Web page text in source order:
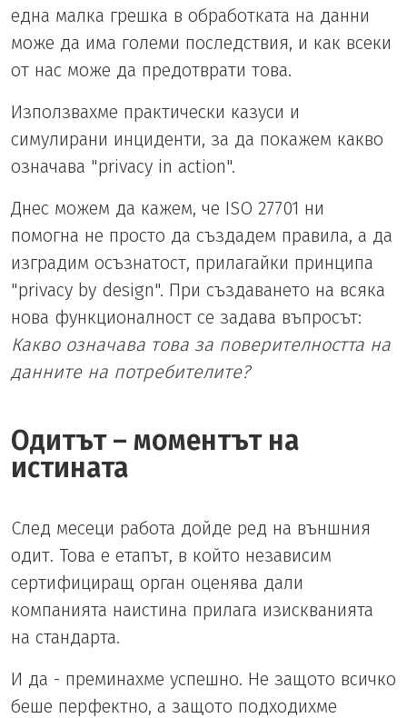
една малка грешка в обработката на данни
може да има големи последствия, и как всеки
от нас може да предотврати това.
Използвахме практически казуси и
симулирани инциденти, за да покажем какво
означава "privacy in action".
Днес можем да кажем, че ISO 27701 ни
помогна не просто да създадем правила, а да
изградим осъзнатост, прилагайки принципа
"privacy by design". При създаването на всяка
нова функционалност се задава въпросът:
Какво означава това за поверителността на
данните на потребителите?
Одитът – моментът на
истината
След месеци работа дойде ред на външния
одит. Това е етапът, в който независим
сертифициращ орган оценява дали
компанията наистина прилага изискванията
на стандарта.
И да - преминахме успешно. Не защото всичко
беше перфектно, а защото подходихме